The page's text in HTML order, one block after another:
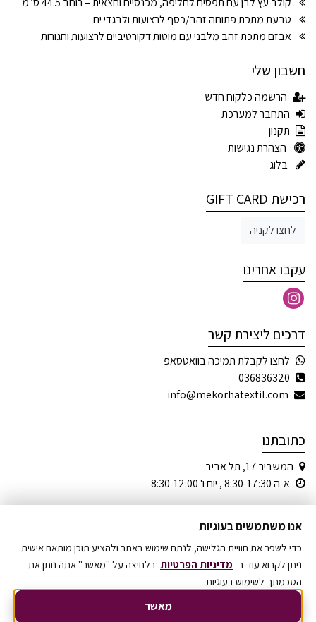
טבעת מתכת פתוחה זהב/כסף לרצועות ולבגדי ים
אבזם מתכת זהב מלבני עם מוטות דקורטיביים לרצועות וחגורות
חשבון שלי
הרשמה כלקוח חדש
התחבר למערכת
תקנון
הצהרת נגישות
בלוג
רכישת GIFT CARD
לחצו לקניה
עקבו אחרינו
דרכים ליצירת קשר
לחצו לקבלת תמיכה בוואטסאפ
036836320
info@mekorhatextil.com
כתובתנו
המשביר 17, תל אביב
א-ה 8:30-17:30 , יום ו' 8:30-12:00
© כל הזכויות שמורות
אנו משתמשים בעוגיות
כדי לשפר את חוויית הגלישה, לנתח שימוש באתר ולהציע תוכן מותאם אישית.
ניתן לקרוא עוד ב־ מדיניות הפרטיות. בלחיצה על "מאשר" אתה נותן את
הסכמתך לשימוש בעוגיות.
מאשר